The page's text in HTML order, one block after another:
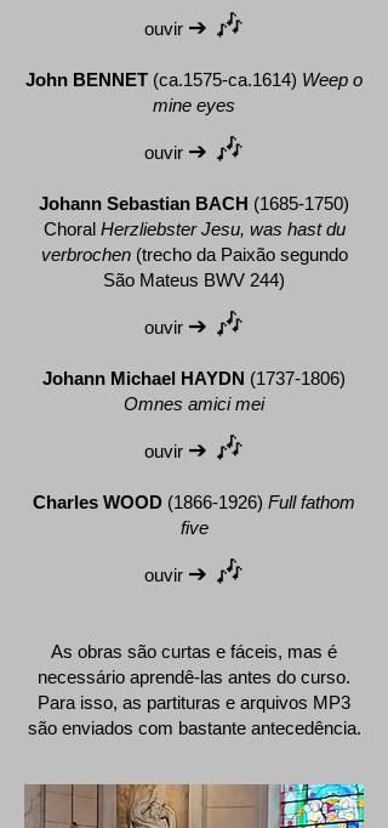
ouvir ➔ 🎶
John BENNET (ca.1575-ca.1614) Weep o
mine eyes
ouvir ➔ 🎶
Johann Sebastian BACH (1685-1750)
Choral Herzliebster Jesu, was hast du
verbrochen(trecho da Paixão segundo
São Mateus BWV 244)
ouvir ➔ 🎶
Johann Michael HAYDN (1737-1806)
Omnes amici mei
ouvir ➔ 🎶
Charles WOOD (1866-1926) Full fathom
five​​
ouvir ➔ 🎶
As obras são curtas e fáceis, mas é
necessário aprendê-las antes do curso.
Para isso, as partituras e arquivos MP3
são enviados com bastante antecedência.